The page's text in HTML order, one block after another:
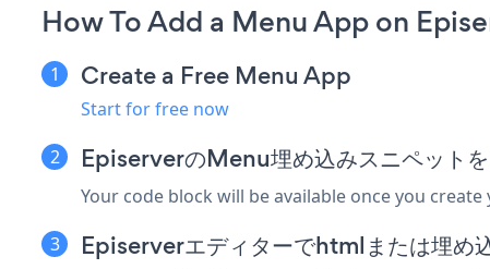
How To Add a Menu App on
Create a Free Menu App
Start for free now
EpiserverのMenu埋め込みスニペット
Your code block will be available once you create
Episerverエディターでhtmlまたは埋め